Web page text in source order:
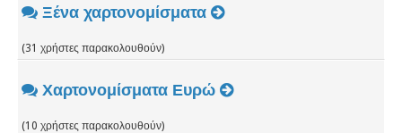
Ξένα χαρτονομίσματα
(31 χρήστες παρακολουθούν)
Χαρτονομίσματα Ευρώ
(10 χρήστες παρακολουθούν)